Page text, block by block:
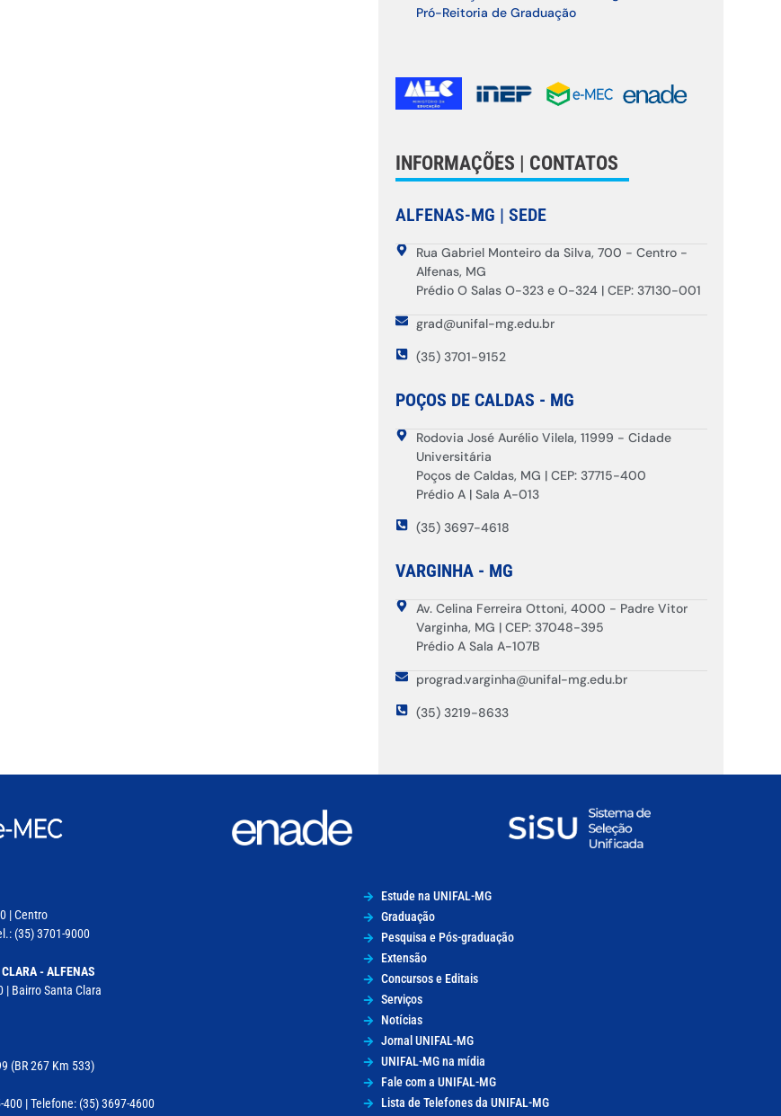
Pró-Reitoria de Graduação
INFORMAÇÕES | CONTATOS
ALFENAS-MG | SEDE
Rua Gabriel Monteiro da Silva, 700 - Centro -
Alfenas, MG
Prédio O Salas O-323 e O-324 | CEP: 37130-001
grad@unifal-mg.edu.br
(35) 3701-9152
POÇOS DE CALDAS - MG
Rodovia José Aurélio Vilela, 11999 - Cidade
Universitária
Poços de Caldas, MG | CEP: 37715-400
Prédio A | Sala A-013
(35) 3697-4618
VARGINHA - MG
Av. Celina Ferreira Ottoni, 4000 - Padre Vitor
Varginha, MG | CEP: 37048-395
Prédio A Sala A-107B
prograd.varginha@unifal-mg.edu.br
(35) 3219-8633
| Centro
(35) 3701-9000
- ALFENAS
| Bairro Santa Clara
(BR 267 Km 533)
| Telefone: (35) 3697-4600
Estude na UNIFAL-MG
Graduação
Pesquisa e Pós-graduação
Extensão
Concursos e Editais
Serviços
Notícias
Jornal UNIFAL-MG
UNIFAL-MG na mídia
Fale com a UNIFAL-MG
Lista de Telefones da UNIFAL-MG